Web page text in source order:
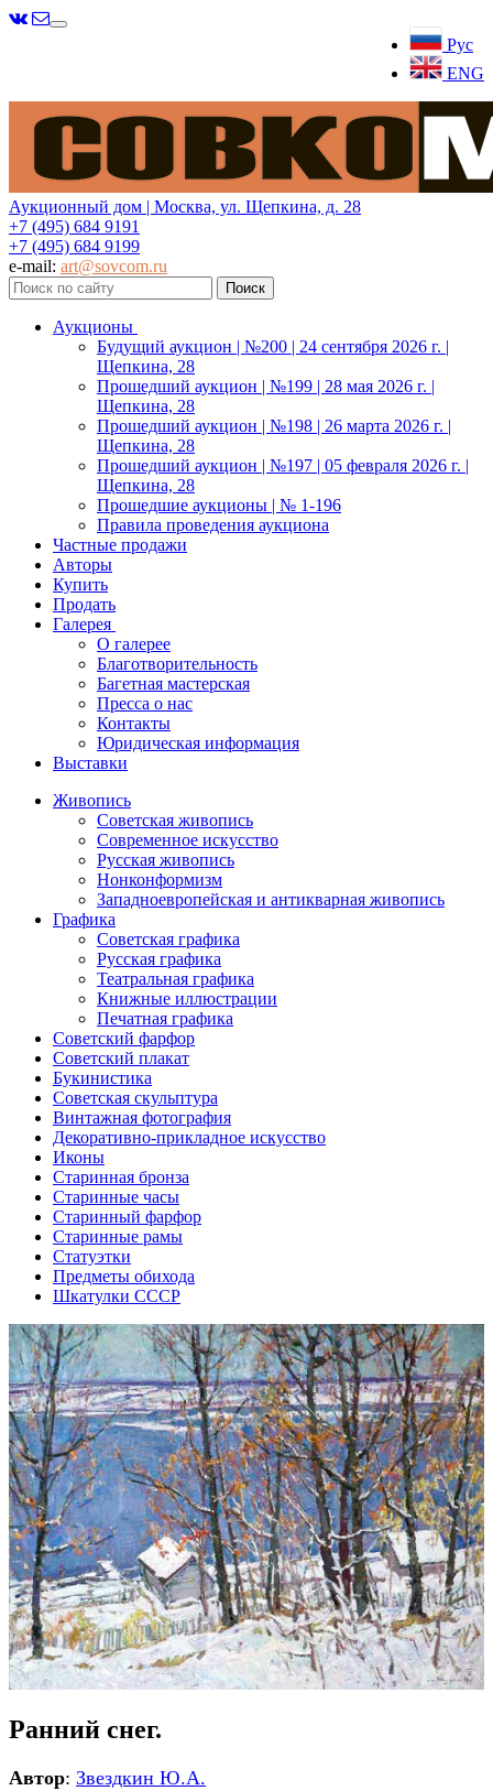
Рус
ENG
Меню
Аукционный дом | Москва, ул. Щепкина, д. 28
+7 (495) 684 9191
+7 (495) 684 9199
e-mail: art@sovcom.ru
Аукционы
Будущий аукцион | №200 | 24 сентября 2026 г. |
Щепкина, 28
Прошедший аукцион | №199 | 28 мая 2026 г. |
Щепкина, 28
Прошедший аукцион | №198 | 26 марта 2026 г. |
Щепкина, 28
Прошедший аукцион | №197 | 05 февраля 2026 г. |
Щепкина, 28
Прошедшие аукционы | № 1-196
Правила проведения аукциона
Частные продажи
Авторы
Купить
Продать
Галерея
О галерее
Благотворительность
Багетная мастерская
Пресса о нас
Контакты
Юридическая информация
Выставки
Живопись
Советская живопись
Современное искусство
Русская живопись
Нонконформизм
Западноевропейская и антикварная живопись
Графика
Советская графика
Русская графика
Театральная графика
Книжные иллюстрации
Печатная графика
Советский фарфор
Советский плакат
Букинистика
Советская скульптура
Винтажная фотография
Декоративно-прикладное искусство
Иконы
Старинная бронза
Старинные часы
Старинный фарфор
Старинные рамы
Статуэтки
Предметы обихода
Шкатулки СССР
Ранний снег.
Автор: Звездкин Ю.А.